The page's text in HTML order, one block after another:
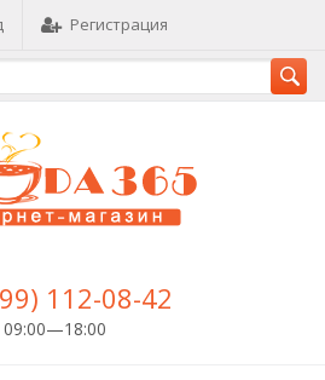
Регистрация
112-08-42